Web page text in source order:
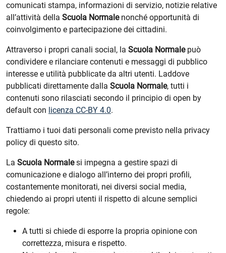
comunicati stampa, informazioni di servizio, notizie relative
all’attività della Scuola Normalenonché opportunità di
coinvolgimento e partecipazione dei cittadini.
Attraverso i propri canali social, la Scuola Normalepuò
condividere e rilanciare contenuti e messaggi di pubblico
interesse e utilità pubblicate da altri utenti. Laddove
pubblicati direttamente dalla Scuola Normale, tutti i
contenuti sono rilasciati secondo il principio di open by
default con licenza CC-BY 4.0.
Trattiamo i tuoi dati personali come previsto nella privacy
policy di questo sito.
La Scuola Normalesi impegna a gestire spazi di
comunicazione e dialogo all’interno dei propri profili,
costantemente monitorati, nei diversi social media,
chiedendo ai propri utenti il rispetto di alcune semplici
regole:
A tutti si chiede di esporre la propria opinione con
correttezza, misura e rispetto.